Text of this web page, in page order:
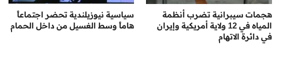
هجمات سيبرانية تضرب أنظمة
المياه في 12 ولاية أمريكية وإيران
في دائرة الاتهام
سياسية نيوزيلندية تحضر اجتماعاً
هاماً وسط الغسيل من داخل الحمام